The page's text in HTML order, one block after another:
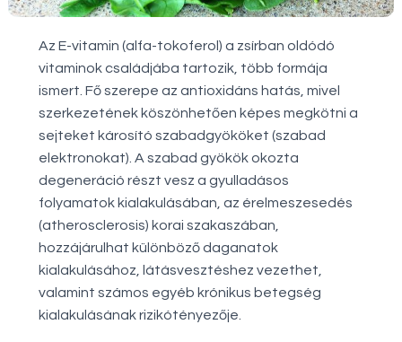
Az E-vitamin (alfa-tokoferol) a zsírban oldódó
vitaminok családjába tartozik, több formája
ismert. Fő szerepe az antioxidáns hatás, mivel
szerkezetének köszönhetően képes megkötni a
sejteket károsító szabadgyököket (szabad
elektronokat). A szabad gyökök okozta
degeneráció részt vesz a gyulladásos
folyamatok kialakulásában, az érelmeszesedés
(atherosclerosis) korai szakaszában,
hozzájárulhat különböző daganatok
kialakulásához, látásvesztéshez vezethet,
valamint számos egyéb krónikus betegség
kialakulásának rizikótényezője.